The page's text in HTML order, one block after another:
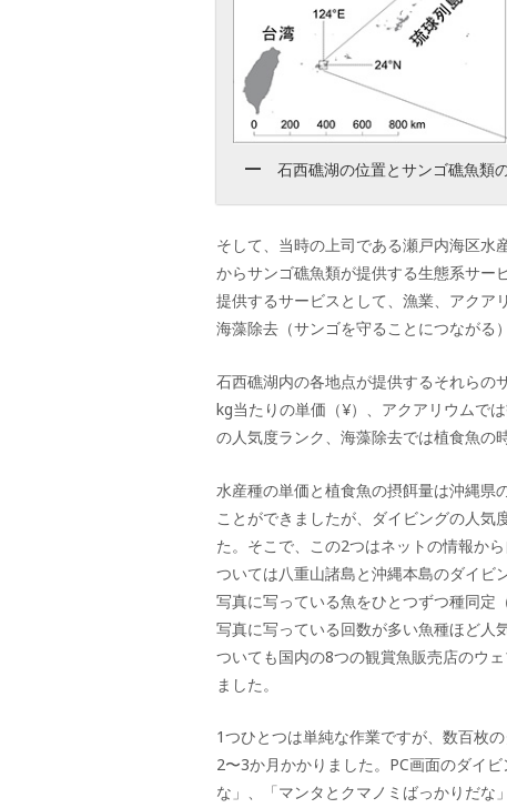
石西礁湖の位置とサンゴ礁魚類
そして、当時の上司である瀬戸内海区水
からサンゴ礁魚類が提供する生態系サー
提供するサービスとして、漁業、アクア
海藻除去（サンゴを守ることにつながる
石西礁湖内の各地点が提供するそれらの
kg当たりの単価（¥）、アクアリウムで
の人気度ランク、海藻除去では植食魚の
水産種の単価と植食魚の摂餌量は沖縄県
ことができましたが、ダイビングの人気
た。そこで、この2つはネットの情報か
ついては八重山諸島と沖縄本島のダイビ
写真に写っている魚をひとつずつ種同定
写真に写っている回数が多い魚種ほど人
ついても国内の8つの観賞魚販売店のウ
ました。
1つひとつは単純な作業ですが、数百枚
2〜3か月かかりました。PC画面のダイ
な」、「マンタとクマノミばっかりだな